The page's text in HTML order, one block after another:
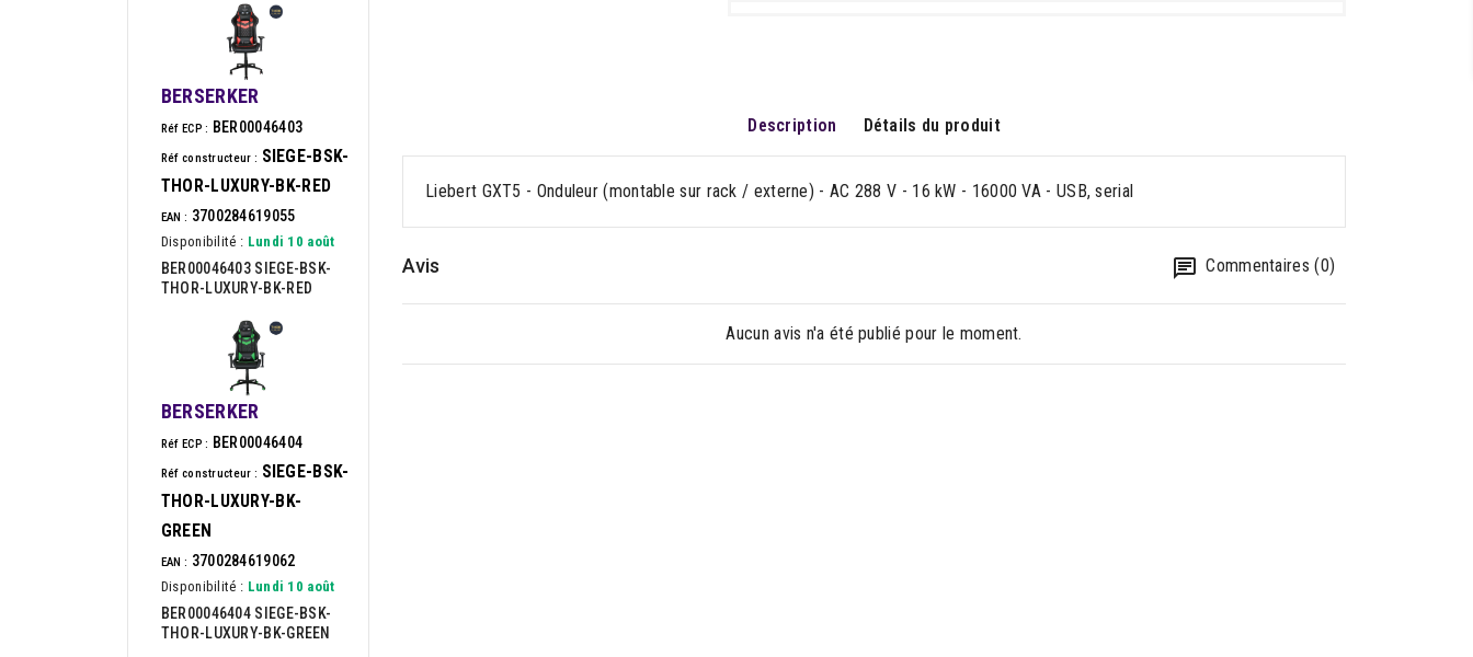
BERSERKER
Réf ECP : BER00046403
Réf constructeur : SIEGE-BSK-
THOR-LUXURY-BK-RED
EAN : 3700284619055
Disponibilité : Lundi 10 août
BER00046403 SIEGE-BSK-
THOR-LUXURY-BK-RED
BERSERKER
Réf ECP : BER00046404
Réf constructeur : SIEGE-BSK-
THOR-LUXURY-BK-
GREEN
EAN : 3700284619062
Disponibilité : Lundi 10 août
BER00046404 SIEGE-BSK-
THOR-LUXURY-BK-GREEN
Description Détails du produit
Liebert GXT5 - Onduleur (montable sur rack / externe) - AC 288 V - 16 kW - 16000 VA - USB, serial
Avis Commentaires (0)
Aucun avis n'a été publié pour le moment.